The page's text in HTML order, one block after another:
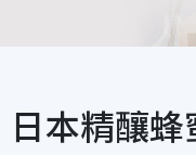
日本精釀蜂